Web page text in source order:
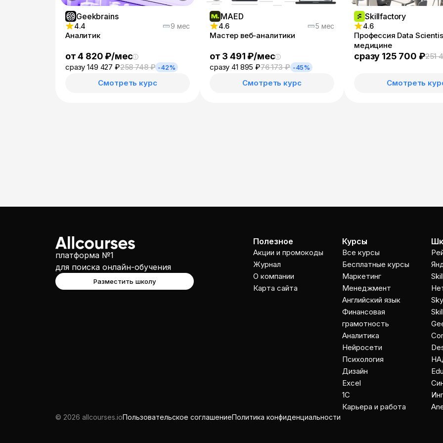
Geekbrains
4.4 9 мес
Аналитик
от 4 820 ₽/мес
сразу 149 427 ₽258 748 ₽ -42%
Смотреть курс
MAED
4.6 5 мес
Мастер веб-аналитики
от 3 491 ₽/мес
сразу 41 895 ₽76 173 ₽ -45%
Смотреть курс
Skillfactory
4.6
Профессия Data
медицине
сразу 125 700 ₽251
Смотреть
платформа №1
для поиска онлайн-обучения
Разместить школу
Полезное
Акции и промокоды
Журнал
О компании
Карта сайта
Курсы
Все курсы
Бесплатные курсы
Маркетинг
Менеджмент
Английский язык
Финансовая
грамотность
Аналитика
Нейросети
Психология
Дизайн
Excel
1C
Карьера и работа
© 2026 allcourses.ioПользовательское соглашениеПолитика конфиденциальности